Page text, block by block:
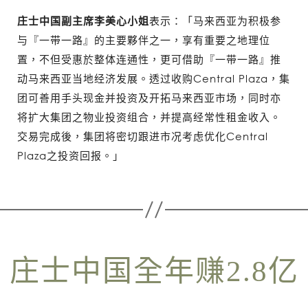
庄士中国副主席李美心小姐表示：「马来西亚为积极参
与『一带一路』的主要夥伴之一，享有重要之地理位
置，不但受惠於整体连通性，更可借助『一带一路』推
动马来西亚当地经济发展。透过收购Central Plaza，集
团可善用手头现金并投资及开拓马来西亚市场，同时亦
将扩大集团之物业投资组合，并提高经常性租金收入。
交易完成後，集团将密切跟进市况考虑优化Central
Plaza之投资回报。」
庄士中国全年赚2.8亿